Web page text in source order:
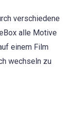
verschiedene
alle Motive
einem Film
wechseln zu